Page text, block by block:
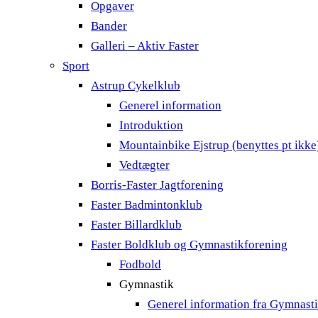
Opgaver
Bander
Galleri – Aktiv Faster
Sport
Astrup Cykelklub
Generel information
Introduktion
Mountainbike Ejstrup (benyttes pt
Vedtægter
Borris-Faster Jagtforening
Faster Badmintonklub
Faster Billardklub
Faster Boldklub og Gymnastikforening
Fodbold
Gymnastik
Generel information fra